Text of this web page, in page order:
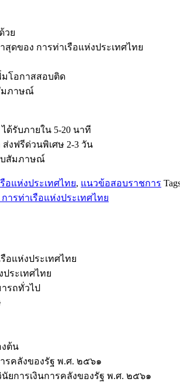
วย
ดของ การท่าเรือแห่งประเทศไทย
โอกาสสอบติด
มภาษณ์
ได้รับภายใน 5-20 นาที
งฟรีด่วนพิเศษ 2-3 วัน
บสัมภาษณ์
อแห่งประเทศไทย, แนวข้อสอบราชการ
รท่าเรือแห่งประเทศไทย
อแห่งประเทศไทย
ประเทศไทย
รถทั่วไป
ต้น
รคลังของรัฐ พ.ศ. ๒๕๖๑
การเงินการคลังของรัฐ พ.ศ. ๒๕๖๑